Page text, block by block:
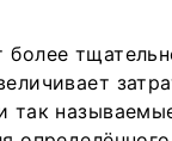
более
так